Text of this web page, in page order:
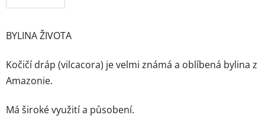
BYLINA ŽIVOTA
Kočičí dráp (vilcacora) je velmi známá a oblíbená bylina z
Amazonie.
Má široké využití a působení.